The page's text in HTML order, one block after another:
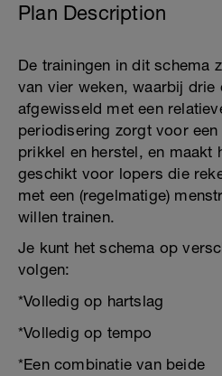
Plan Description
De trainingen in dit schema
van vier weken, waarbij
afgewisseld met een
periodisering zorgt voor
prikkel en herstel, en maakt
geschikt voor lopers die
met een (regelmatige)
willen trainen.
Je kunt het schema op
volgen:
*Volledig op hartslag
*Volledig op tempo
*Een combinatie van beide